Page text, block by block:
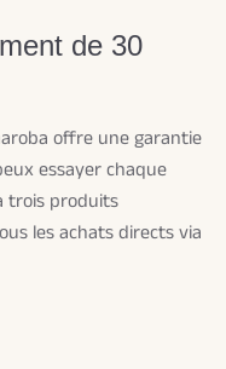
de 30
offre une garantie
essayer chaque
trois produits
les achats directs via